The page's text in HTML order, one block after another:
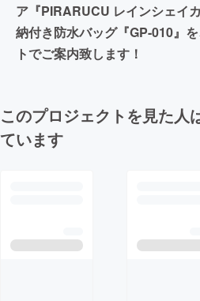
ア『PIRARUCU レインシェイ
納付き防水バッグ『GP-010』
トでご案内致します！
このプロジェクトを見た人
ています